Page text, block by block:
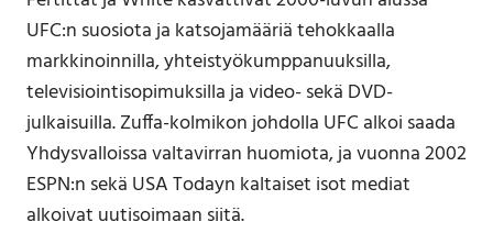
UFC:n suosiota ja katsojamääriä tehokkaalla
markkinoinnilla, yhteistyökumppanuuksilla,
televisiointisopimuksilla ja video- sekä DVD-
julkaisuilla. Zuffa-kolmikon johdolla UFC alkoi saada
Yhdysvalloissa valtavirran huomiota, ja vuonna 2002
ESPN:n sekä USA Todayn kaltaiset isot mediat
alkoivat uutisoimaan siitä.